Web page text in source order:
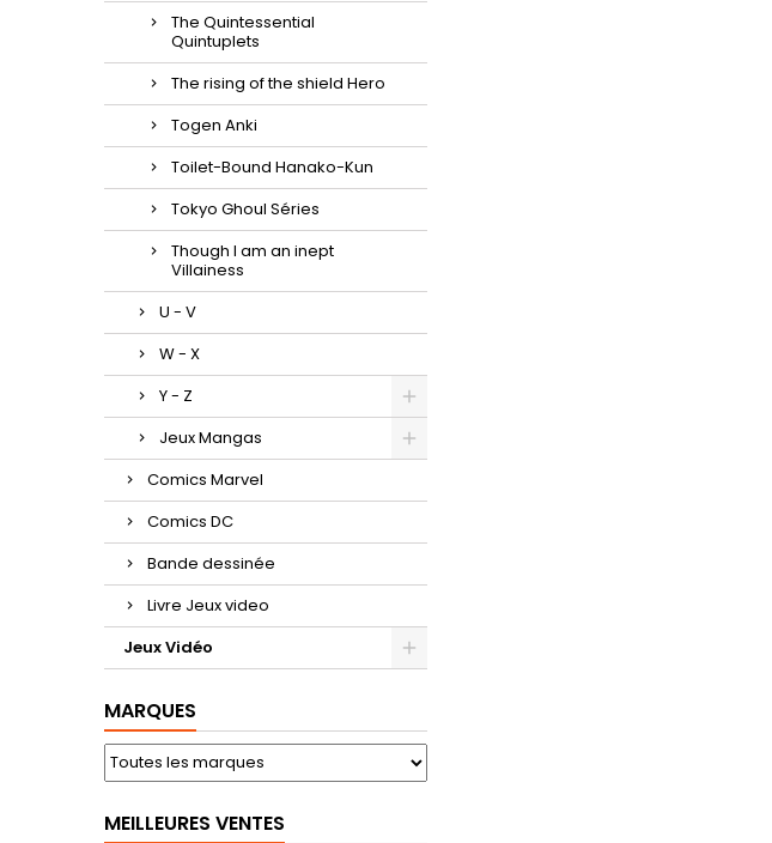
The Quintessential
Quintuplets
The rising of the shield Hero
Togen Anki
Toilet-Bound Hanako-Kun
Tokyo Ghoul Séries
Though I am an inept
Villainess
U - V
W - X
Y - Z
Jeux Mangas
Comics Marvel
Comics DC
Bande dessinée
Livre Jeux video
Jeux Vidéo
MARQUES
MEILLEURES VENTES